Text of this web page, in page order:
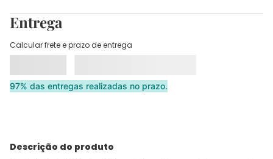
Entrega
Calcular frete e prazo de entrega
97% das entregas realizadas no prazo.
Descrição do produto